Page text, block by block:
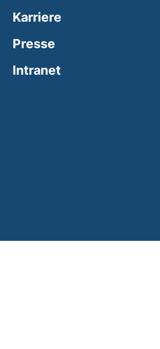
Karriere
Presse
Intranet(external link,